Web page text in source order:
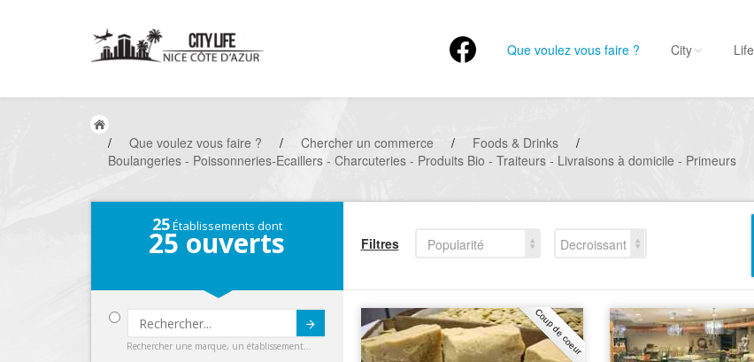
Que voulez vous faire ? City Life
/ Que voulez vous faire ? / Chercher un commerce / Foods & Drinks
/
Boulangeries - Poissonneries-Ecaillers - Charcuteries - Produits Bio - Traiteurs - Livraisons à domicile - Primeurs
25Établissements dont
25 ouverts
Rechercher une marque, un établissement...
Filtres Popularité
Decroissant
Coup de coeur